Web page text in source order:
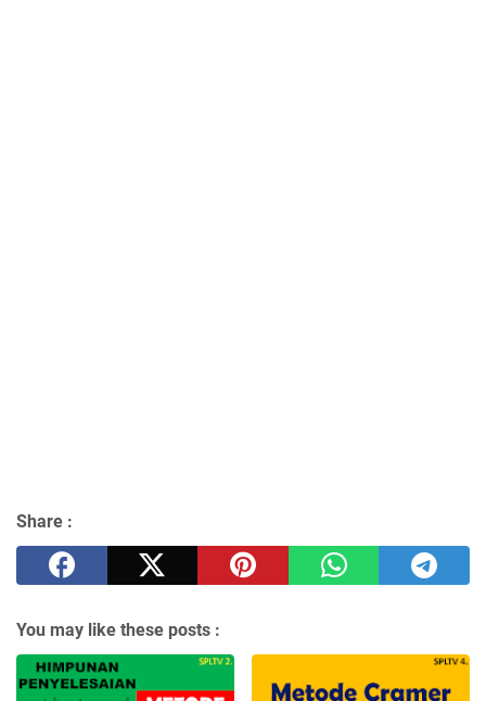
Share :
You may like these posts :